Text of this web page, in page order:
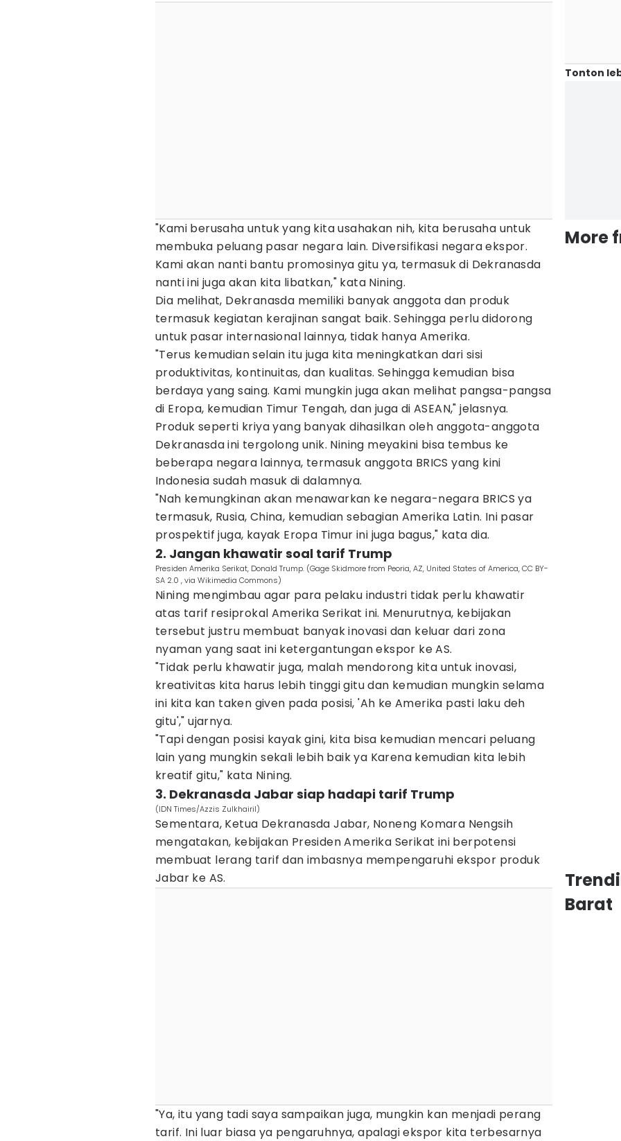
"Kami berusaha untuk yang kita usahakan nih, kita berusaha untuk
membuka peluang pasar negara lain. Diversifikasi negara ekspor.
Kami akan nanti bantu promosinya gitu ya, termasuk di Dekranasda
nanti ini juga akan kita libatkan," kata Nining.
Dia melihat, Dekranasda memiliki banyak anggota dan produk
termasuk kegiatan kerajinan sangat baik. Sehingga perlu didorong
untuk pasar internasional lainnya, tidak hanya Amerika.
"Terus kemudian selain itu juga kita meningkatkan dari sisi
produktivitas, kontinuitas, dan kualitas. Sehingga kemudian bisa
berdaya yang saing. Kami mungkin juga akan melihat pangsa-pangsa
di Eropa, kemudian Timur Tengah, dan juga di ASEAN," jelasnya.
Produk seperti kriya yang banyak dihasilkan oleh anggota-anggota
Dekranasda ini tergolong unik. Nining meyakini bisa tembus ke
beberapa negara lainnya, termasuk anggota BRICS yang kini
Indonesia sudah masuk di dalamnya.
"Nah kemungkinan akan menawarkan ke negara-negara BRICS ya
termasuk, Rusia, China, kemudian sebagian Amerika Latin. Ini pasar
prospektif juga, kayak Eropa Timur ini juga bagus," kata dia.
2. Jangan khawatir soal tarif Trump
Presiden Amerika Serikat, Donald Trump. (Gage Skidmore from Peoria, AZ, United States of America, CC BY-
SA 2.0 , via Wikimedia Commons)
Nining mengimbau agar para pelaku industri tidak perlu khawatir
atas tarif resiprokal Amerika Serikat ini. Menurutnya, kebijakan
tersebut justru membuat banyak inovasi dan keluar dari zona
nyaman yang saat ini ketergantungan ekspor ke AS.
"Tidak perlu khawatir juga, malah mendorong kita untuk inovasi,
kreativitas kita harus lebih tinggi gitu dan kemudian mungkin selama
ini kita kan taken given pada posisi, 'Ah ke Amerika pasti laku deh
gitu'," ujarnya.
"Tapi dengan posisi kayak gini, kita bisa kemudian mencari peluang
lain yang mungkin sekali lebih baik ya Karena kemudian kita lebih
kreatif gitu," kata Nining.
3. Dekranasda Jabar siap hadapi tarif Trump
(IDN Times/Azzis Zulkhairil)
Sementara, Ketua Dekranasda Jabar, Noneng Komara Nengsih
mengatakan, kebijakan Presiden Amerika Serikat ini berpotensi
membuat lerang tarif dan imbasnya mempengaruhi ekspor produk
Jabar ke AS.
"Ya, itu yang tadi saya sampaikan juga, mungkin kan menjadi perang
tarif. Ini luar biasa ya pengaruhnya, apalagi ekspor kita terbesarnya
Tonton
More
Barat